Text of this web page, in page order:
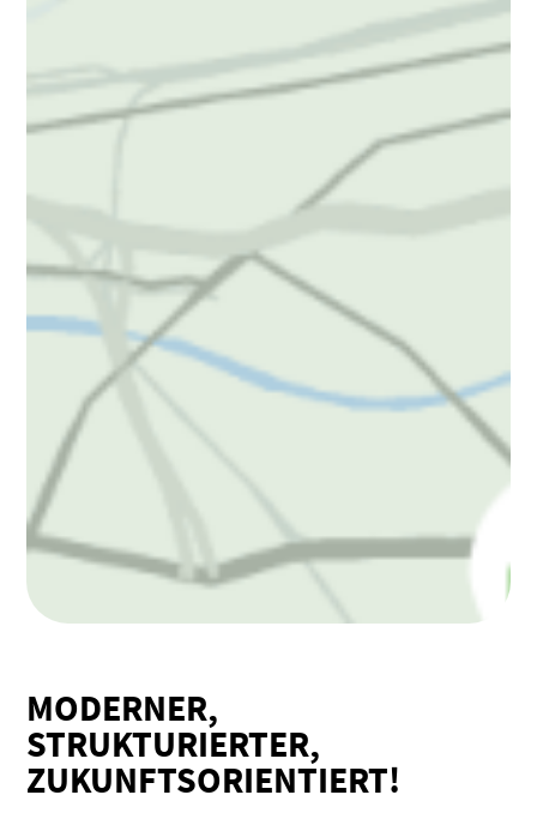
MODERNER,
STRUKTURIERTER,
ZUKUNFTSORIENTIERT!